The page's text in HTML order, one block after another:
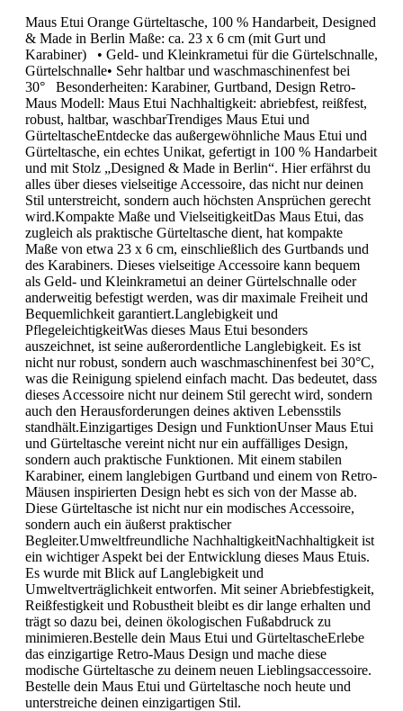
Maus Etui Orange Gürteltasche, 100 % Handarbeit, Designed
& Made in Berlin Maße: ca. 23 x 6 cm (mit Gurt und
Karabiner) • Geld- und Kleinkrametui für die Gürtelschnalle,
Gürtelschnalle• Sehr haltbar und waschmaschinenfest bei
30° Besonderheiten: Karabiner, Gurtband, Design Retro-
Maus Modell: Maus Etui Nachhaltigkeit: abriebfest, reißfest,
robust, haltbar, waschbarTrendiges Maus Etui und
GürteltascheEntdecke das außergewöhnliche Maus Etui und
Gürteltasche, ein echtes Unikat, gefertigt in 100 % Handarbeit
und mit Stolz „Designed & Made in Berlin“. Hier erfährst du
alles über dieses vielseitige Accessoire, das nicht nur deinen
Stil unterstreicht, sondern auch höchsten Ansprüchen gerecht
wird.Kompakte Maße und VielseitigkeitDas Maus Etui, das
zugleich als praktische Gürteltasche dient, hat kompakte
Maße von etwa 23 x 6 cm, einschließlich des Gurtbands und
des Karabiners. Dieses vielseitige Accessoire kann bequem
als Geld- und Kleinkrametui an deiner Gürtelschnalle oder
anderweitig befestigt werden, was dir maximale Freiheit und
Bequemlichkeit garantiert.Langlebigkeit und
PflegeleichtigkeitWas dieses Maus Etui besonders
auszeichnet, ist seine außerordentliche Langlebigkeit. Es ist
nicht nur robust, sondern auch waschmaschinenfest bei 30°C,
was die Reinigung spielend einfach macht. Das bedeutet, dass
dieses Accessoire nicht nur deinem Stil gerecht wird, sondern
auch den Herausforderungen deines aktiven Lebensstils
standhält.Einzigartiges Design und FunktionUnser Maus Etui
und Gürteltasche vereint nicht nur ein auffälliges Design,
sondern auch praktische Funktionen. Mit einem stabilen
Karabiner, einem langlebigen Gurtband und einem von Retro-
Mäusen inspirierten Design hebt es sich von der Masse ab.
Diese Gürteltasche ist nicht nur ein modisches Accessoire,
sondern auch ein äußerst praktischer
Begleiter.Umweltfreundliche NachhaltigkeitNachhaltigkeit ist
ein wichtiger Aspekt bei der Entwicklung dieses Maus Etuis.
Es wurde mit Blick auf Langlebigkeit und
Umweltverträglichkeit entworfen. Mit seiner Abriebfestigkeit,
Reißfestigkeit und Robustheit bleibt es dir lange erhalten und
trägt so dazu bei, deinen ökologischen Fußabdruck zu
minimieren.Bestelle dein Maus Etui und GürteltascheErlebe
das einzigartige Retro-Maus Design und mache diese
modische Gürteltasche zu deinem neuen Lieblingsaccessoire.
Bestelle dein Maus Etui und Gürteltasche noch heute und
unterstreiche deinen einzigartigen Stil.